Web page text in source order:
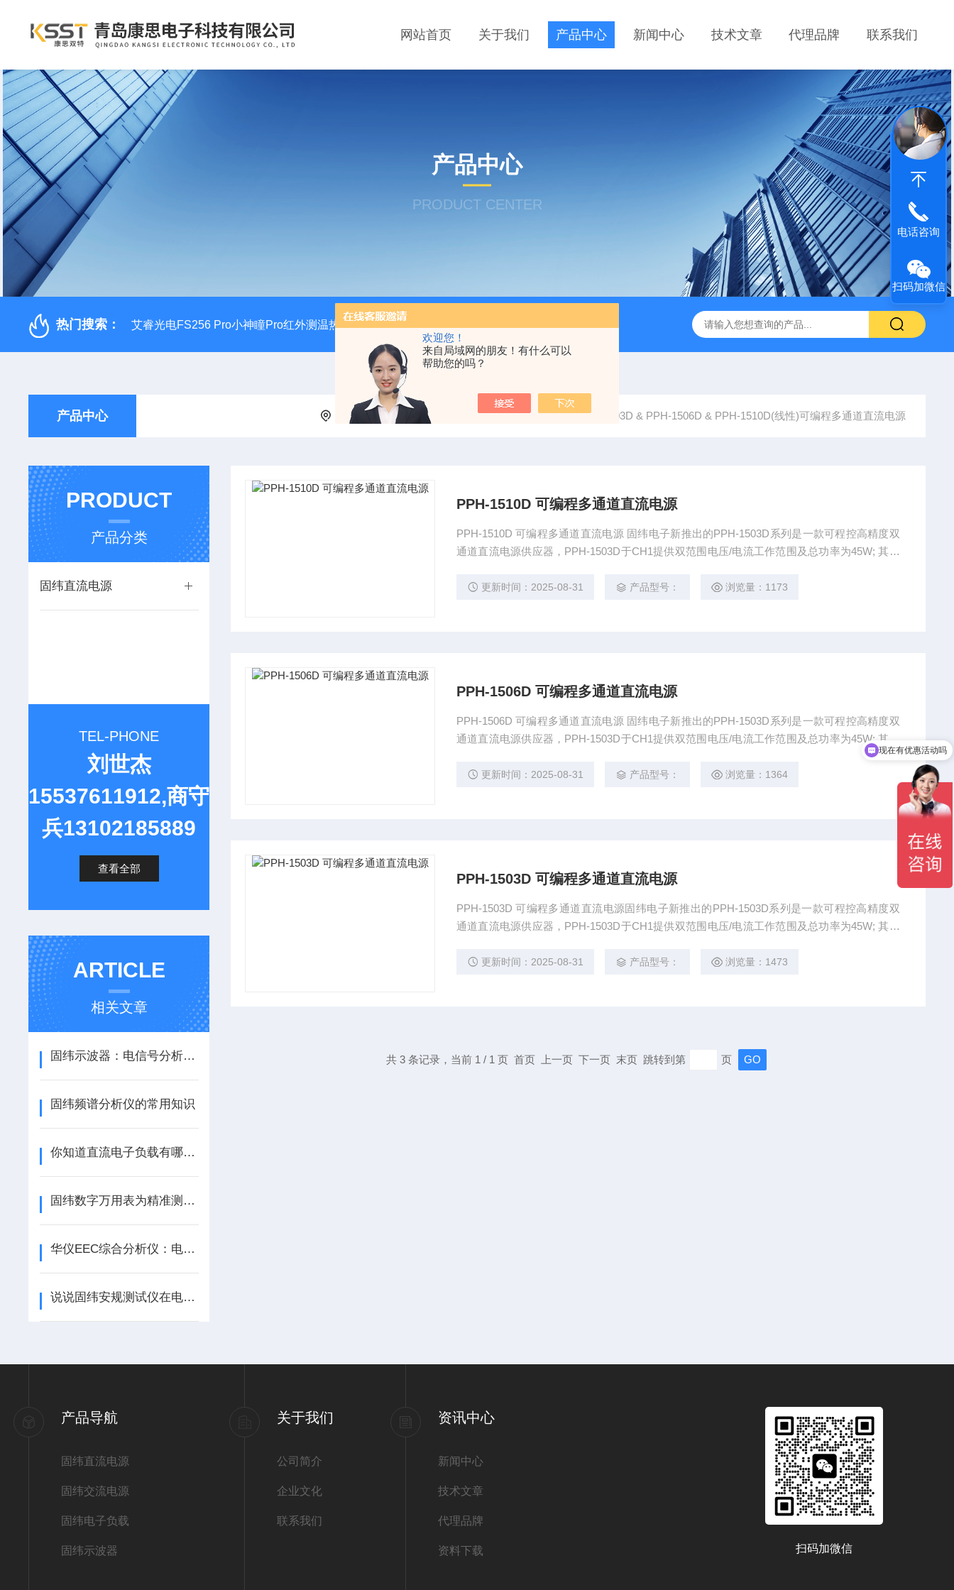
欢迎您！
来自局域网的朋友！有什么可以
帮助您的吗？
网站首页 关于我们 产品中心 新闻中心 技术文章 代理品牌 联系我们
产品中心
PRODUCT CENTER
热门搜索： 艾睿光电FS256 Pro小神瞳Pro红外测温热像仪 固纬 AFG-2225 双通道任意波信号发生器 APS-7050E 交流电源 固纬 GSP-730 频谱分析仪 艾睿光电
产品中心 当前位置：首页 固纬直流电源 PPH-1503D & PPH-1506D & PPH-1510D(线性)可编程多通道直流电源
PRODUCT
产品分类
固纬直流电源
TEL-PHONE
刘世杰
15537611912,商守
兵13102185889
查看全部
ARTICLE
相关文章
固纬示波器：电信号分析的精准观测利器
固纬频谱分析仪的常用知识
你知道直流电子负载有哪些作用与特点？
固纬数字万用表为精准测量与故障排查助力
华仪EEC综合分析仪：电力系统的全能守护者
说说固纬安规测试仪在电子设备生产领域的重要地位
PPH-1510D 可编程多通道直流电源
PPH-1510D 可编程多通道直流电源 固纬电子新推出的PPH-1503D系列是一款可程控高精度双
通道直流电源供应器，PPH-1503D于CH1提供双范围电压/电流工作范围及总功率为45W; 其工
更新时间：2025-08-31 产品型号： 浏览量：1173
PPH-1506D 可编程多通道直流电源
PPH-1506D 可编程多通道直流电源 固纬电子新推出的PPH-1503D系列是一款可程控高精度双
通道直流电源供应器，PPH-1503D于CH1提供双范围电压/电流工作范围及总功率为45W; 其工
更新时间：2025-08-31 产品型号： 浏览量：1364
PPH-1503D 可编程多通道直流电源
PPH-1503D 可编程多通道直流电源固纬电子新推出的PPH-1503D系列是一款可程控高精度双
通道直流电源供应器，PPH-1503D于CH1提供双范围电压/电流工作范围及总功率为45W; 其工
更新时间：2025-08-31 产品型号： 浏览量：1473
共 3 条记录，当前 1 / 1 页 首页 上一页 下一页 末页 跳转到第 页
产品导航
固纬直流电源
固纬交流电源
固纬电子负载
固纬示波器
关于我们
公司简介
企业文化
联系我们
资讯中心
新闻中心
技术文章
代理品牌
资料下载 扫码加微信
电话咨询
扫码加微信
现在有优惠活动吗